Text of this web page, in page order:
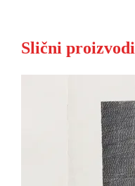
Slični proizvodi